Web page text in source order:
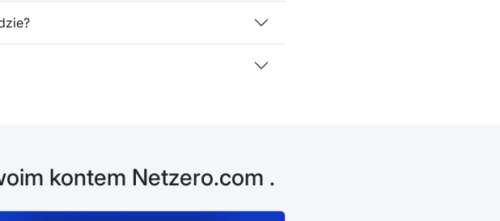
kontem Netzero.com .